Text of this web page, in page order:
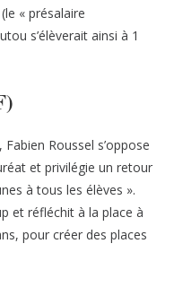
« présalaire
s’élèverait ainsi à 1
Roussel s’oppose
et privilégie un retour
à tous les élèves ».
et réfléchit à la place à
pour créer des places